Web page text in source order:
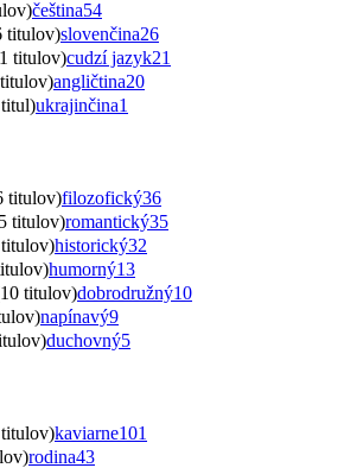
čeština54
titulov)slovenčina26
titulov)cudzí jazyk21
angličtina20
ukrajinčina1
titulov)filozofický36
titulov)romantický35
historický32
humorný13
titulov)dobrodružný10
napínavý9
duchovný5
kaviarne101
rodina43